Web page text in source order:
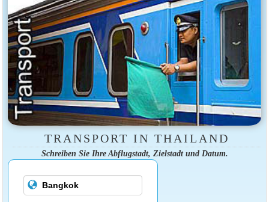
TRANSPORT IN THAILAND
Schreiben Sie Ihre Abflugstadt, Zielstadt und Datum.